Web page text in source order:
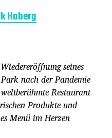
Hoberg
seines
nach der Pandemie
Restaurant
Produkte und
Menü im Herzen